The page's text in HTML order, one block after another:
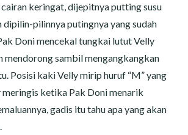
cairan keringat, dijepitnya putting susu
dipilin-pilinnya putingnya yang sudah
Doni mencekal tungkai lutut Velly
mendorong sambil mengangkangkan
Posisi kaki Velly mirip huruf “M” yang
meringis ketika Pak Doni menarik
gadis itu tahu apa yang akan